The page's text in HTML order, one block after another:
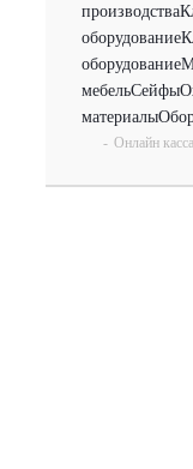
производства
оборудование
оборудование
мебельСейфы
материалы
- Онлайн